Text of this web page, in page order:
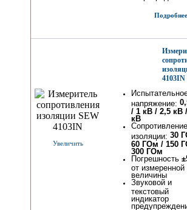
4103IN
Увеличить
напряжение:
/ 1 кВ / 2,5 кВ
кВ
Сопротивление
изоляции: 30
60 ГОм / 150
300 ГОм
Погрешность
от измеренной
величины
Звуковой и
текстовый
индикатор